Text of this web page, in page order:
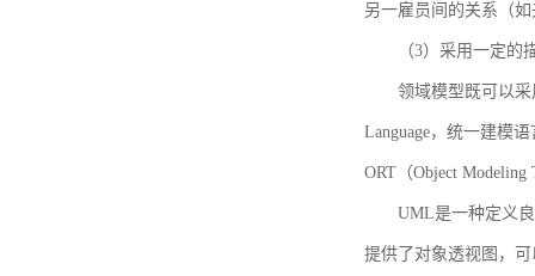
另一雇员间的关系（
（3）采用一定
领域模型既可以
Language，统一建模
ORT（Object
UML是一种定义
提供了对象透视图，